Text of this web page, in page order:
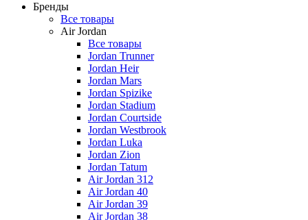
Бренды
Все товары
Air Jordan
Все товары
Jordan Trunner
Jordan Heir
Jordan Mars
Jordan Spizike
Jordan Stadium
Jordan Courtside
Jordan Westbrook
Jordan Luka
Jordan Zion
Jordan Tatum
Air Jordan 312
Air Jordan 40
Air Jordan 39
Air Jordan 38